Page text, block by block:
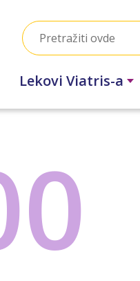
Lekovi Viatris-a